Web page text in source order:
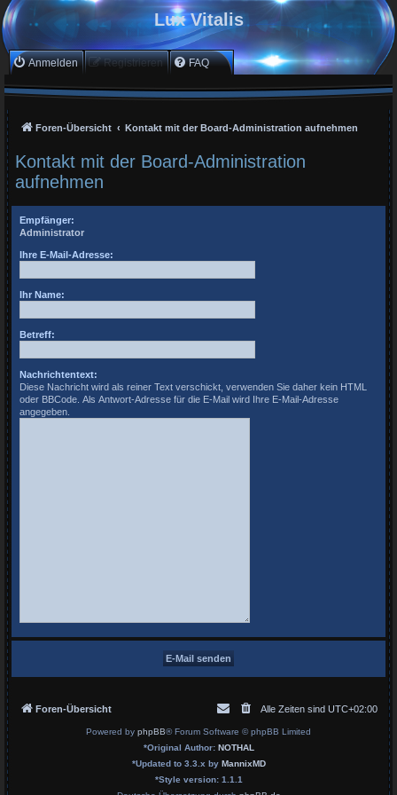
Lux Vitalis
Anmelden Registrieren FAQ
Foren-Übersicht Kontakt mit der Board-Administration aufnehmen
Kontakt mit der Board-Administration
aufnehmen
Empfänger:
Administrator
Ihre E-Mail-Adresse:
Ihr Name:
Betreff:
Nachrichtentext:
Diese Nachricht wird als reiner Text verschickt, verwenden Sie daher kein HTML
oder BBCode. Als Antwort-Adresse für die E-Mail wird Ihre E-Mail-Adresse
angegeben.
Foren-Übersicht Alle Zeiten sind UTC+02:00
Powered by phpBB® Forum Software © phpBB Limited
*Original Author: NOTHAL
*Updated to 3.3.x by MannixMD
*Style version: 1.1.1